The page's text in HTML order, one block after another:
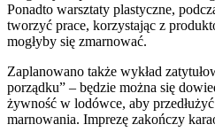
Ponadto warsztaty plastyczne,
tworzyć prace, korzystając z
mogłyby się zmarnować.
Zaplanowano także wykład
porządku” – będzie można się
żywność w lodówce, aby
marnowania. Imprezę zakończy